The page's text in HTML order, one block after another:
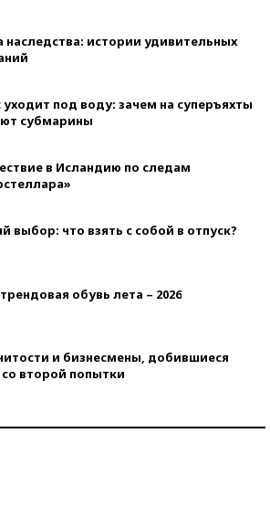
наследства: истории удивительных
уходит под воду: зачем на суперъяхты
субмарины
в Исландию по следам
выбор: что взять с собой в отпуск?
обувь лета – 2026
и бизнесмены, добившиеся
со второй попытки